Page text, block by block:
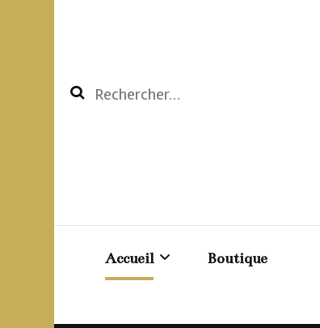
Rechercher :
Accueil Boutique